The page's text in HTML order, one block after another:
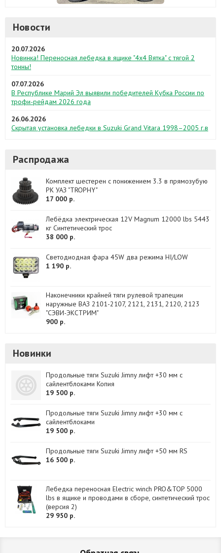
Новости
20.07.2026
Новинка! Переносная лебедка в ящике "4х4 Вятка" с тягой 2
тонны!
07.07.2026
В Республике Марий Эл выявили победителей Кубка России по
трофи-рейдам 2026 года
26.06.2026
Скрытая установка лебедки в Suzuki Grand Vitara 1998–2005 г.в
Распродажа
Комплект шестерен с понижением 3.3 в прямозубую
РК УАЗ "TROPHY"
17 000 р.
Лебёдка электрическая 12V Magnum 12000 lbs 5443
кг Синтетический трос
38 000 р.
Светодиодная фара 45W два режима HI/LOW
1 190 р.
Наконечники крайней тяги рулевой трапеции
наружные ВАЗ 2101-2107, 2121, 2131, 2120, 2123
"СЭВИ-ЭКСТРИМ"
900 р.
Новинки
Продольные тяги Suzuki Jimny лифт +30 мм с
сайлентблоками Копия
19 500 р.
Продольные тяги Suzuki Jimny лифт +30 мм с
сайлентблоками
19 500 р.
Продольные тяги Suzuki Jimny лифт +50 мм RS
16 500 р.
Лебедка переносная Electric winch PRO&TOP 5000
lbs в ящике и проводами в сборе, синтетический трос
(версия 2)
29 950 р.